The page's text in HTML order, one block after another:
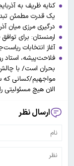
کنایه ظریف به
یک قدرت مطمئن
درگیری مرزی میان
ارمنستان: برای
آغاز انتخابات
فلاحت‌پیشه، استاد
بحران است/ با
مواجهیم/کسانی که
الان هیچ مسئولیتی
ارسال نظر